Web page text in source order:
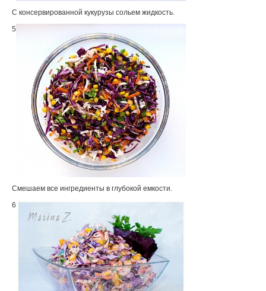
С консервированной кукурузы сольем жидкость.
5
Смешаем все ингредиенты в глубокой емкости.
6